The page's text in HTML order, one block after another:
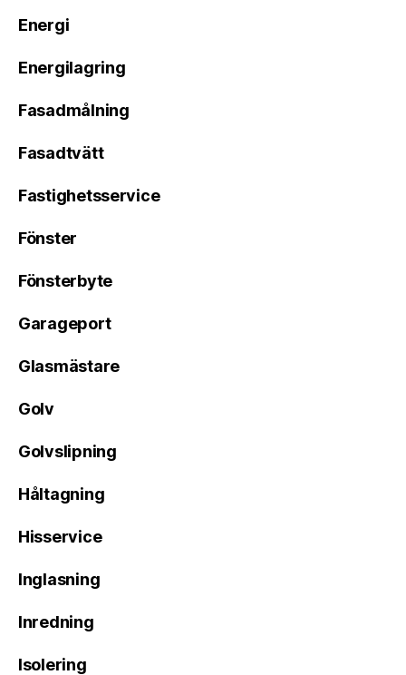
Energi
Energilagring
Fasadmålning
Fasadtvätt
Fastighetsservice
Fönster
Fönsterbyte
Garageport
Glasmästare
Golv
Golvslipning
Håltagning
Hisservice
Inglasning
Inredning
Isolering